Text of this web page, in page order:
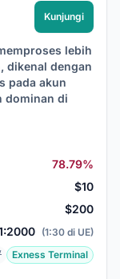
Kunjungi
lebih
dikenal dengan
pada akun
dominan di
78.79%
$10
$200
(1:30 di UE)
Exness Terminal